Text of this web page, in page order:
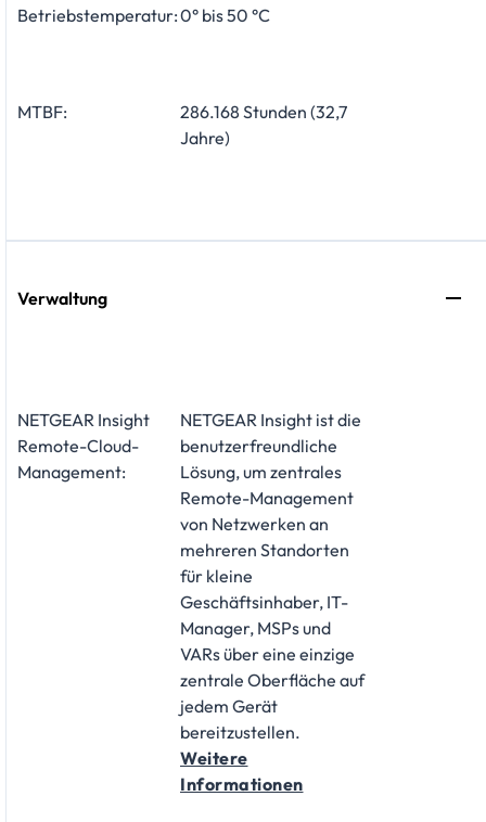
Betriebstemperatur:0° bis 50 °C
MTBF:
286.168 Stunden (32,7
Jahre)
Verwaltung
NETGEAR Insight
Remote-Cloud-
Management:
NETGEAR Insight ist die
benutzerfreundliche
Lösung, um zentrales
Remote-Management
von Netzwerken an
mehreren Standorten
für kleine
Geschäftsinhaber, IT-
Manager, MSPs und
VARs über eine einzige
zentrale Oberfläche auf
jedem Gerät
bereitzustellen.
Weitere
Informationen